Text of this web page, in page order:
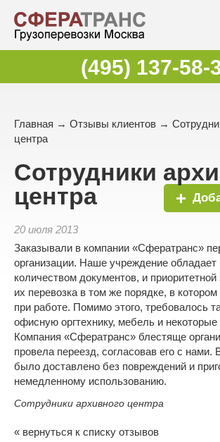
(495) 137-58-
Главная → Отзывы клиентов →
центра
Сотрудники
центра
20 июля 2013
Заказывали в компании «Сфератранс»
организации. Наше учреждение
количеством документов, и
их перевозка в том же порядке, в
при работе. Помимо этого, требовалось
офисную оргтехнику, мебель и
Компания «Сфератранс» блестяще
провела переезд, согласовав его с нами.
было доставлено без повреждений и
немедленному использованию.
Сотрудники архивного центра
« вернуться к списку отзывов